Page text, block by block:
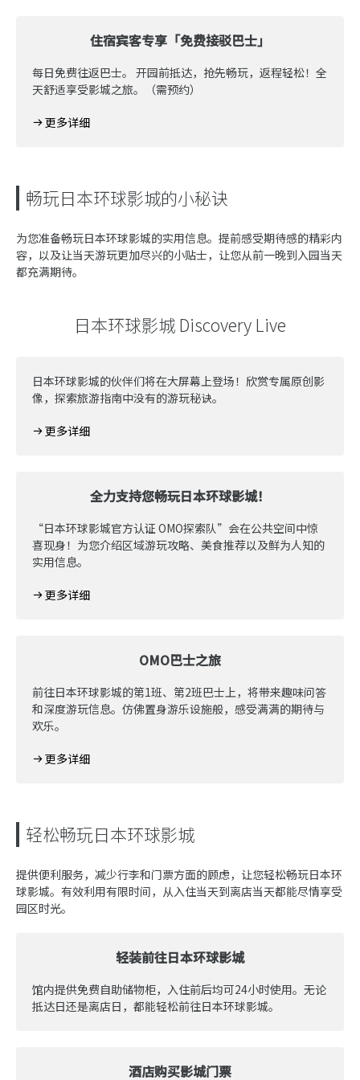
住宿宾客专享「免费接驳巴士」
每日免费往返巴士。 开园前抵达，抢先畅玩，返程轻松！全
天舒适享受影城之旅。（需预约）
更多详细
畅玩日本环球影城的小秘诀
为您准备畅玩日本环球影城的实用信息。提前感受期待感的精彩内
容，以及让当天游玩更加尽兴的小贴士，让您从前一晚到入园当天
都充满期待。
日本环球影城 Discovery Live
日本环球影城的伙伴们将在大屏幕上登场！欣赏专属原创影
像，探索旅游指南中没有的游玩秘诀。
更多详细
全力支持您畅玩日本环球影城！
“日本环球影城官方认证 OMO探索队”会在公共空间中惊
喜现身！为您介绍区域游玩攻略、美食推荐以及鲜为人知的
实用信息。
更多详细
OMO巴士之旅
前往日本环球影城的第1班、第2班巴士上，将带来趣味问答
和深度游玩信息。仿佛置身游乐设施般，感受满满的期待与
欢乐。
更多详细
轻松畅玩日本环球影城
提供便利服务，减少行李和门票方面的顾虑，让您轻松畅玩日本环
球影城。有效利用有限时间，从入住当天到离店当天都能尽情享受
园区时光。
轻装前往日本环球影城
馆内提供免费自助储物柜，入住前后均可24小时使用。无论
抵达日还是离店日，都能轻松前往日本环球影城。
酒店购买影城门票